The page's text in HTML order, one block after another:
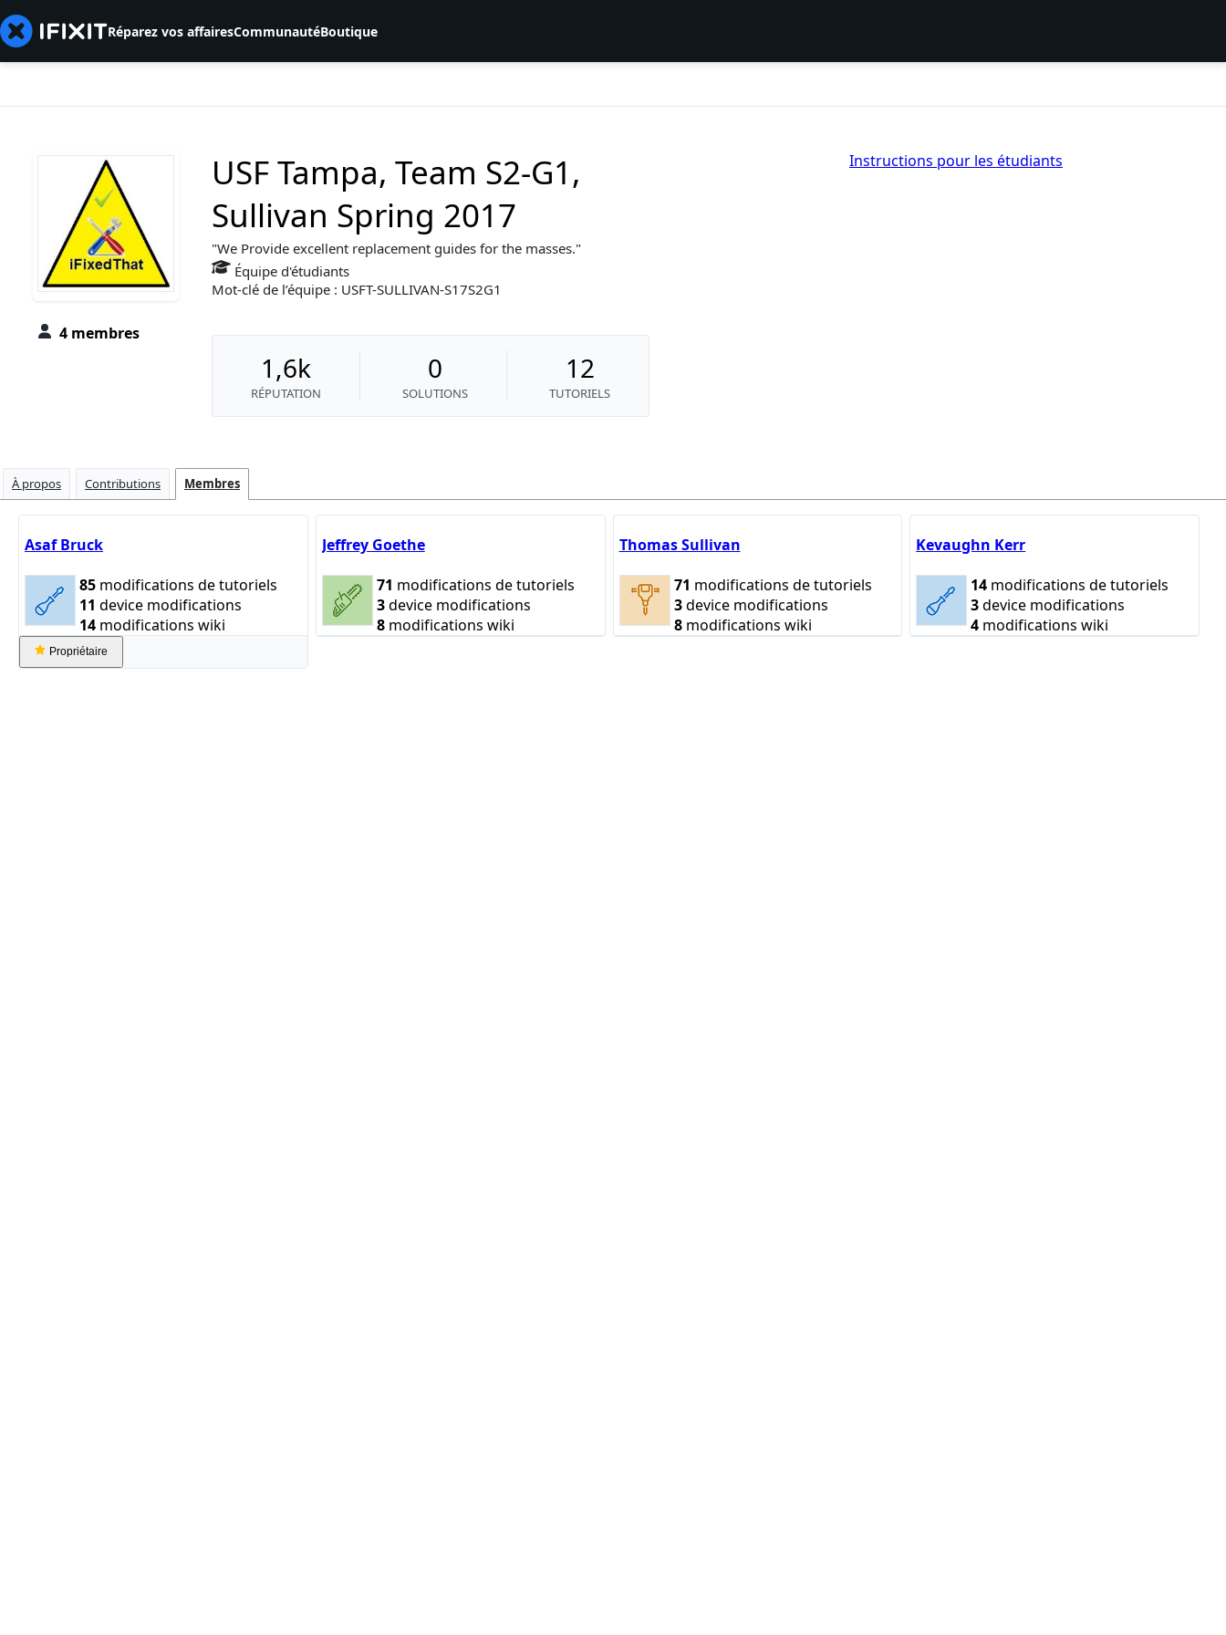
Réparez vos affairesCommunautéBoutique
4 membres
USF Tampa, Team S2-G1,
Sullivan Spring 2017
We Provide excellent replacement guides for the masses.
Équipe d'étudiants
Mot-clé de l’équipe : USFT-SULLIVAN-S17S2G1
1,6k
RÉPUTATION
0
SOLUTIONS
12
TUTORIELS
Instructions pour les étudiants
À propos Contributions Membres
Asaf Bruck
85 modifications de tutoriels
11 device modifications
14 modifications wiki
Propriétaire
Jeffrey Goethe
71 modifications de tutoriels
3device modifications
8modifications wiki
Thomas Sullivan
71 modifications de tutoriels
3device modifications
8modifications wiki
Kevaughn Kerr
14 modifications de tutoriels
3device modifications
4 modifications wiki